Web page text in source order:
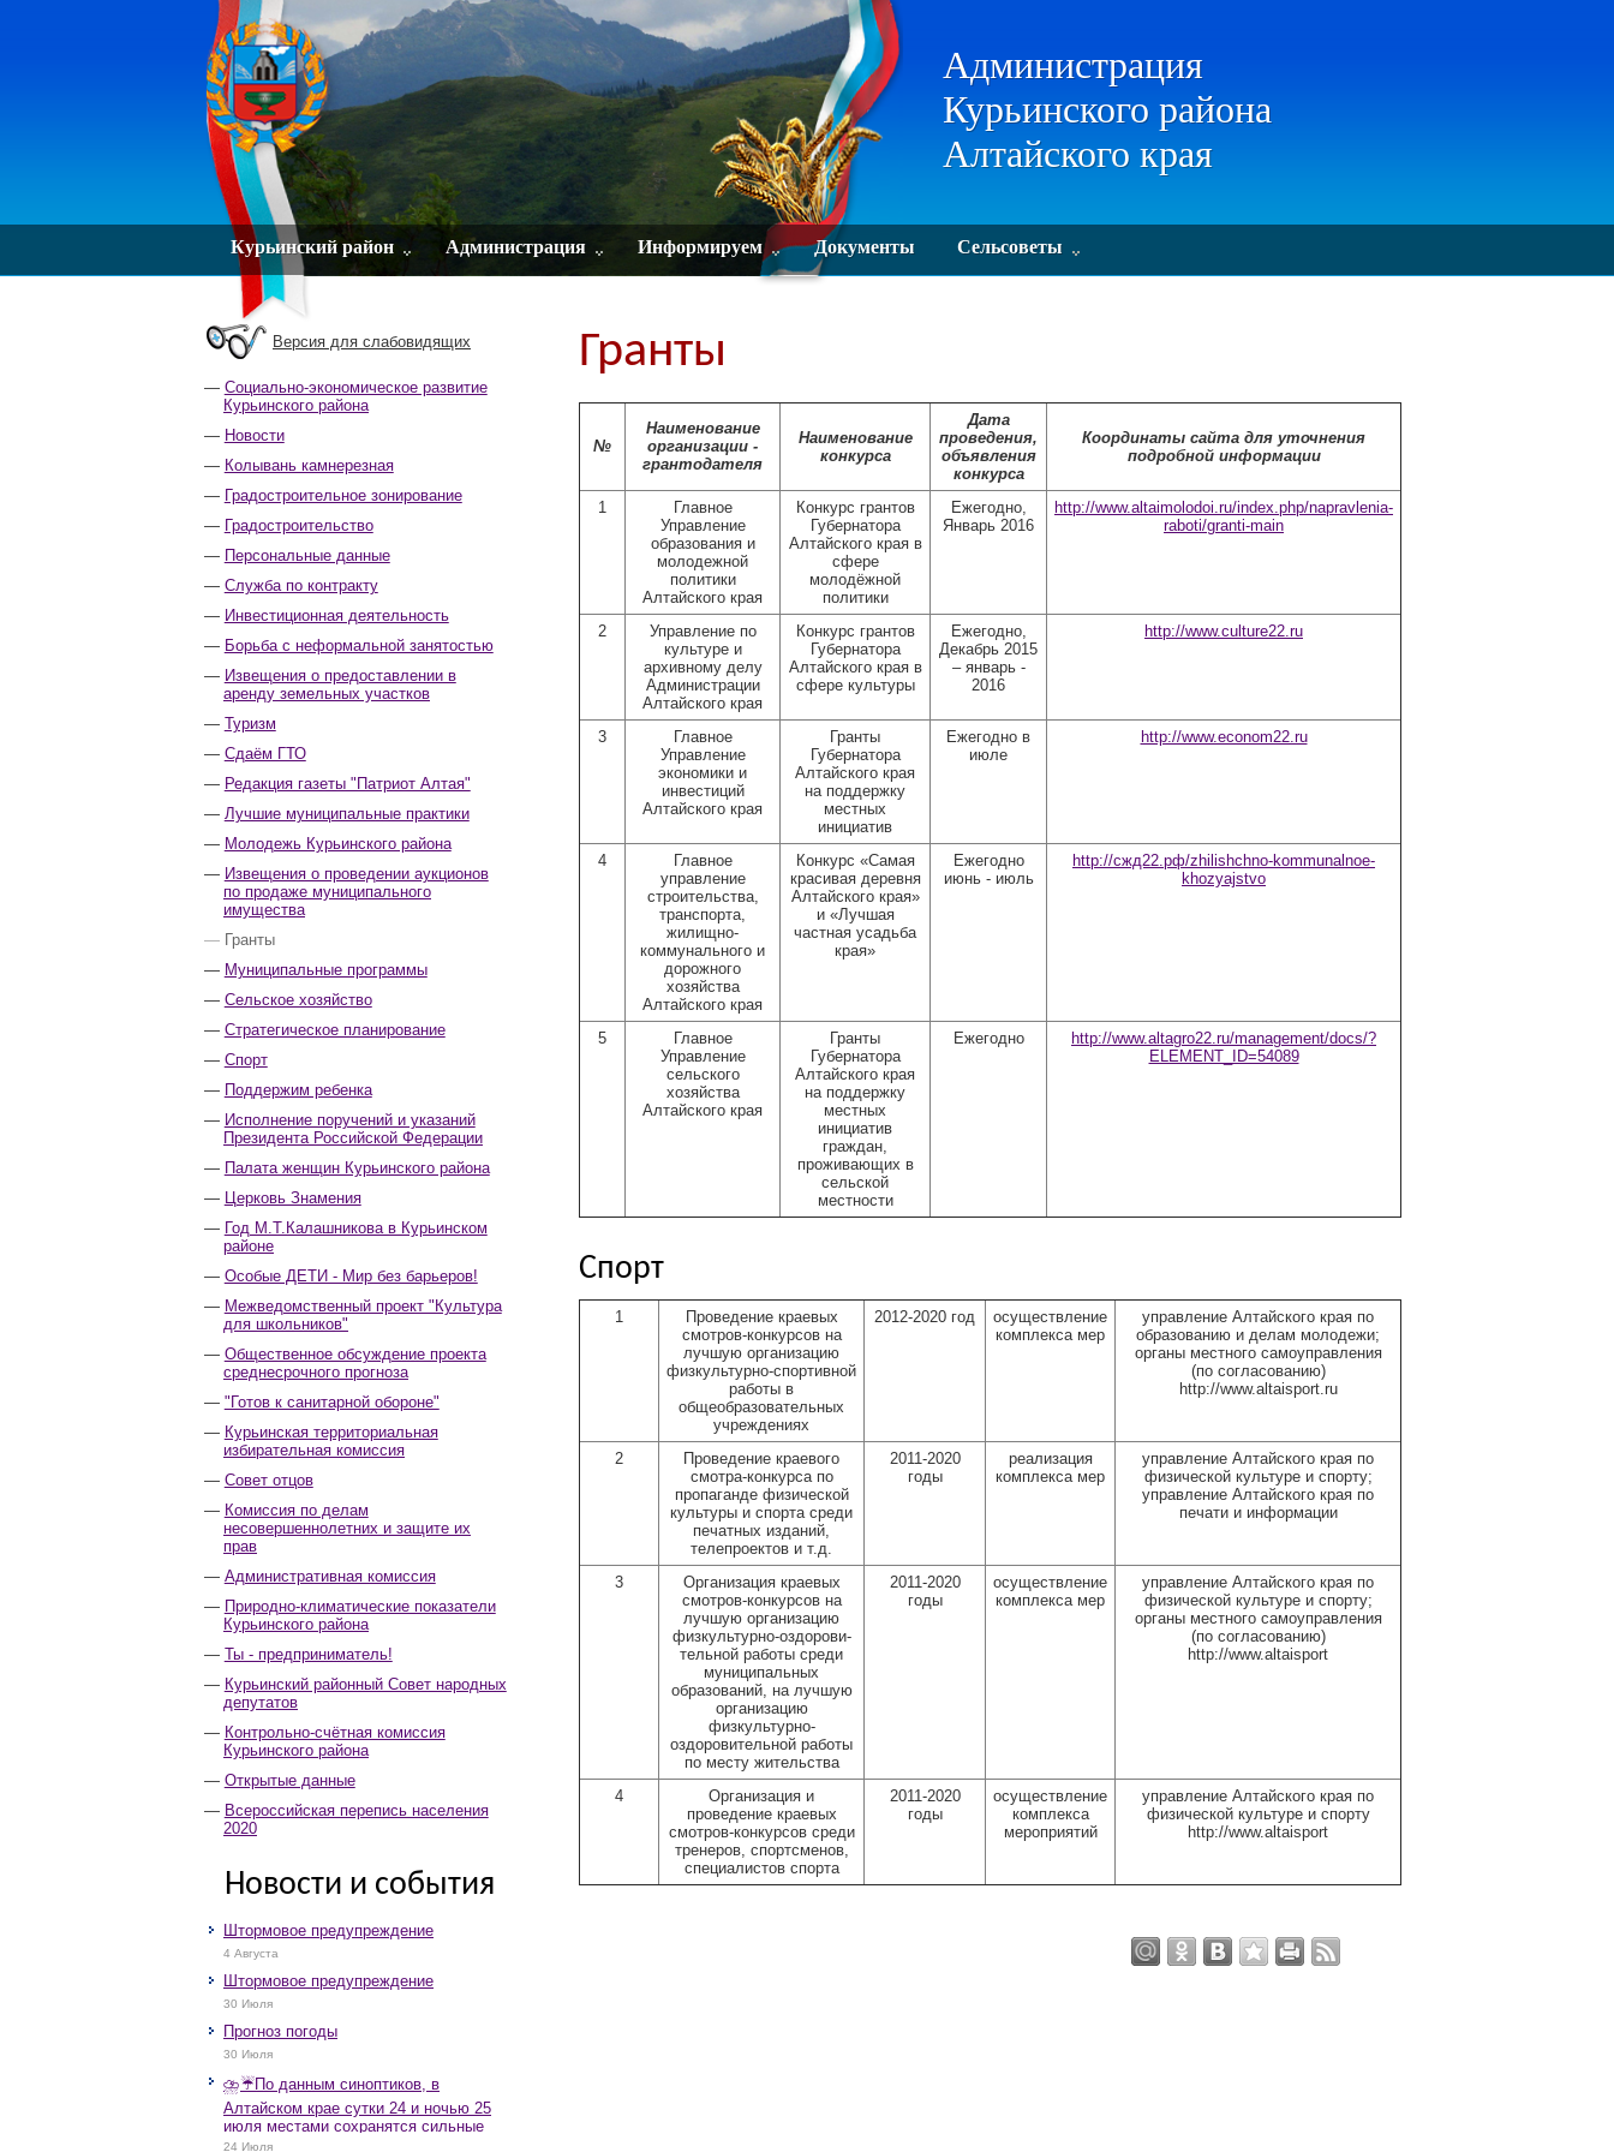
Администрация
Курьинского района
Алтайского края
Курьинский район Администрация Информируем Документы Сельсоветы
Версия для слабовидящих
Социально-экономическое развитие
Курьинского района
Новости
Колывань камнерезная
Градостроительное зонирование
Градостроительство
Персональные данные
Служба по контракту
Инвестиционная деятельность
Борьба с неформальной занятостью
Извещения о предоставлении в
аренду земельных участков
Туризм
Сдаём ГТО
Редакция газеты "Патриот Алтая"
Лучшие муниципальные практики
Молодежь Курьинского района
Извещения о проведении аукционов
по продаже муниципального
имущества
Гранты
Муниципальные программы
Сельское хозяйство
Стратегическое планирование
Спорт
Поддержим ребенка
Исполнение поручений и указаний
Президента Российской Федерации
Палата женщин Курьинского района
Церковь Знамения
Год М.Т.Калашникова в Курьинском
районе
Особые ДЕТИ - Мир без барьеров!
Межведомственный проект "Культура
для школьников"
Общественное обсуждение проекта
среднесрочного прогноза
"Готов к санитарной обороне"
Курьинская территориальная
избирательная комиссия
Совет отцов
Комиссия по делам
несовершеннолетних и защите их
прав
Административная комиссия
Природно-климатические показатели
Курьинского района
Ты - предприниматель!
Курьинский районный Совет народных
депутатов
Контрольно-счётная комиссия
Курьинского района
Открытые данные
Всероссийская перепись населения
2020
Новости и события
Штормовое предупреждение
4 Августа
Штормовое предупреждение
30 Июля
Прогноз погоды
30 Июля
⛈️☔️По данным синоптиков, в
Алтайском крае сутки 24 и ночью 25
июля местами сохранятся сильные
дожди, грозы, при грозах очень
24 Июля
Гранты
№
Наименование
организации -
грантодателя
Наименование
конкурса
Дата
проведения,
объявления
конкурса
Координаты сайта для уточнения
подробной информации
1
Главное
Управление
образования и
молодежной
политики
Алтайского края
Конкурс грантов
Губернатора
Алтайского края в
сфере
молодёжной
политики
Ежегодно,
Январь 2016
http://www.altaimolodoi.ru/index.php/napravlenia-
raboti/granti-main
2
Управление по
культуре и
архивному делу
Администрации
Алтайского края
Конкурс грантов
Губернатора
Алтайского края в
сфере культуры
Ежегодно,
Декабрь 2015
– январь -
2016
http://www.culture22.ru
3
Главное
Управление
экономики и
инвестиций
Алтайского края
Гранты
Губернатора
Алтайского края
на поддержку
местных
инициатив
Ежегодно в
июле
http://www.econom22.ru
4
Главное
управление
строительства,
транспорта,
жилищно-
коммунального и
дорожного
хозяйства
Алтайского края
Конкурс «Самая
красивая деревня
Алтайского края»
и «Лучшая
частная усадьба
края»
Ежегодно
июнь - июль
http://сжд22.рф/zhilishchno-kommunalnoe-
khozyajstvo
5
Главное
Управление
сельского
хозяйства
Алтайского края
Гранты
Губернатора
Алтайского края
на поддержку
местных
инициатив
граждан,
проживающих в
сельской
местности
Ежегодно
http://www.altagro22.ru/management/docs/?
ELEMENT_ID=54089
Спорт
1
Проведение краевых
смотров-конкурсов на
лучшую организацию
физкультурно-спортивной
работы в
общеобразовательных
учреждениях
2012-2020 год
осуществление
комплекса мер
управление Алтайского края по
образованию и делам молодежи;
органы местного самоуправления
(по согласованию)
http://www.altaisport.ru
2
Проведение краевого
смотра-конкурса по
пропаганде физической
культуры и спорта среди
печатных изданий,
телепроектов и т.д.
2011-2020
годы
реализация
комплекса мер
управление Алтайского края по
физической культуре и спорту;
управление Алтайского края по
печати и информации
3
Организация краевых
смотров-конкурсов на
лучшую организацию
физкультурно-оздорови-
тельной работы среди
муниципальных
образований, на лучшую
организацию
физкультурно-
оздоровительной работы
по месту жительства
2011-2020
годы
осуществление
комплекса мер
управление Алтайского края по
физической культуре и спорту;
органы местного самоуправления
(по согласованию)
http://www.altaisport
4
Организация и
проведение краевых
смотров-конкурсов среди
тренеров, спортсменов,
специалистов спорта
2011-2020
годы
осуществление
комплекса
мероприятий
управление Алтайского края по
физической культуре и спорту
http://www.altaisport